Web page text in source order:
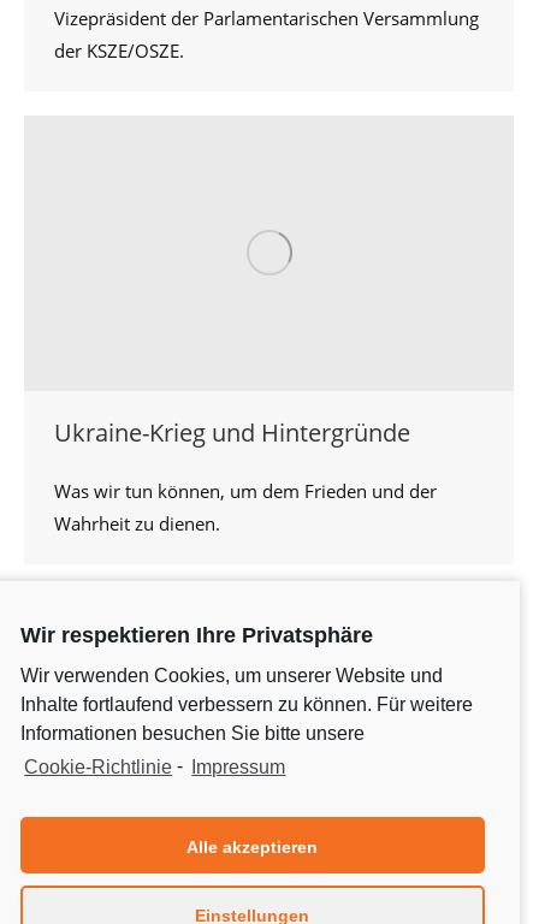
Vizepräsident der Parlamentarischen Versammlung
der KSZE/OSZE.
Ukraine-Krieg und Hintergründe
Was wir tun können, um dem Frieden und der
Wahrheit zu dienen.
Krieg – wie können wir jemals Frieden
Wir respektieren Ihre Privatsphäre
Wir verwenden Cookies, um unserer Website und
Inhalte fortlaufend verbessern zu können. Für weitere
Informationen besuchen Sie bitte unsere
Cookie-Richtlinie - Impressum
Alle akzeptieren
Einstellungen